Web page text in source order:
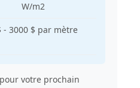
W/m2
- 3000 $ par mètre
votre prochain